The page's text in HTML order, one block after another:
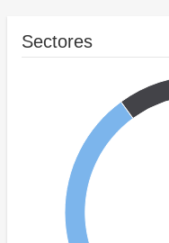
Sectores